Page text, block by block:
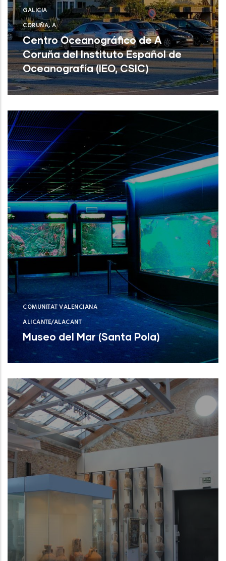
GALICIA
CORUÑA, A
Centro Oceanográfico de A
Coruña del Instituto Español de
Oceanografía (IEO, CSIC)
Centro Oceanográfico de A Coruña del
Instituto Español de Oceanografía (IEO,
CSIC)NUE
COMUNITAT VALENCIANA
ALICANTE/ALACANT
Museo del Mar (Santa Pola)
Museo del Mar (Santa Pola)NUEVO